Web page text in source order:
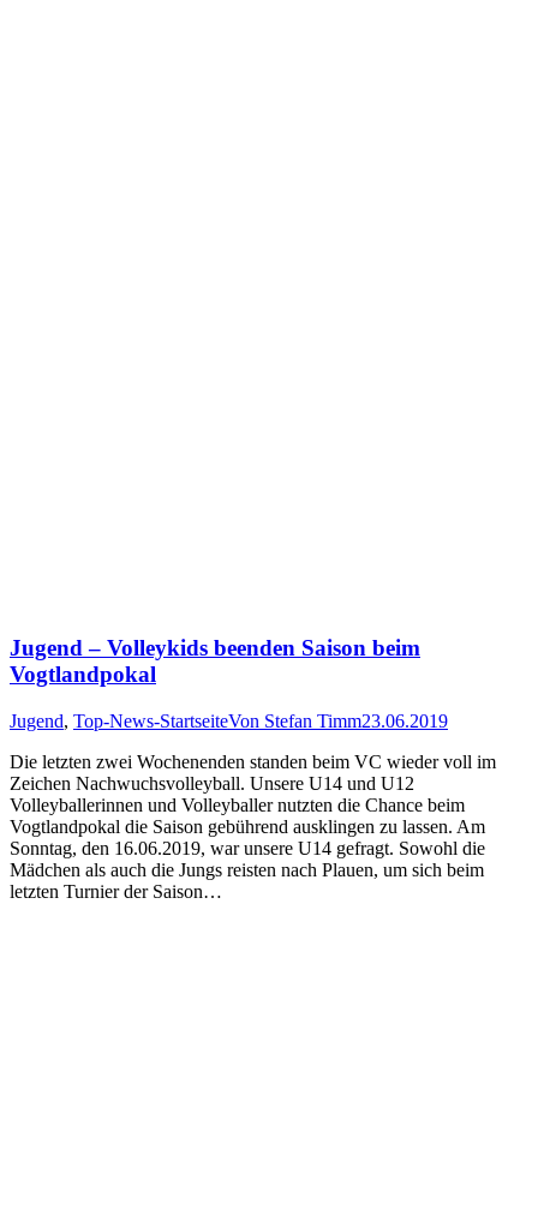
Jugend – Volleykids beenden Saison beim
Vogtlandpokal
Jugend, Top-News-StartseiteVon Stefan Timm23.06.2019
Die letzten zwei Wochenenden standen beim VC wieder voll im
Zeichen Nachwuchsvolleyball. Unsere U14 und U12
Volleyballerinnen und Volleyballer nutzten die Chance beim
Vogtlandpokal die Saison gebührend ausklingen zu lassen. Am
Sonntag, den 16.06.2019, war unsere U14 gefragt. Sowohl die
Mädchen als auch die Jungs reisten nach Plauen, um sich beim
letzten Turnier der Saison…